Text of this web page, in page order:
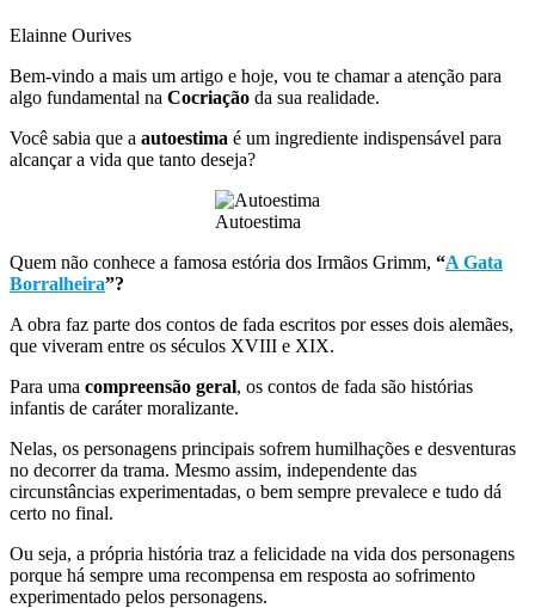
Elainne Ourives
Bem-vindo a mais um artigo e hoje, vou te chamar a atenção para
algo fundamental na Cocriação da sua realidade.
Você sabia que a autoestima é um ingrediente indispensável para
alcançar a vida que tanto deseja?
Autoestima
Quem não conhece a famosa estória dos Irmãos Grimm, “A Gata
Borralheira”?
A obra faz parte dos contos de fada escritos por esses dois alemães,
que viveram entre os séculos XVIII e XIX.
Para uma compreensão geral, os contos de fada são histórias
infantis de caráter moralizante.
Nelas, os personagens principais sofrem humilhações e desventuras
no decorrer da trama. Mesmo assim, independente das
circunstâncias experimentadas, o bem sempre prevalece e tudo dá
certo no final.
Ou seja, a própria história traz a felicidade na vida dos personagens
porque há sempre uma recompensa em resposta ao sofrimento
experimentado pelos personagens.